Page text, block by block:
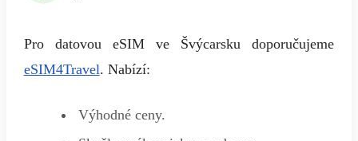
Pro datovou eSIM ve Švýcarsku doporučujeme
eSIM4Travel. Nabízí:
Výhodné ceny.